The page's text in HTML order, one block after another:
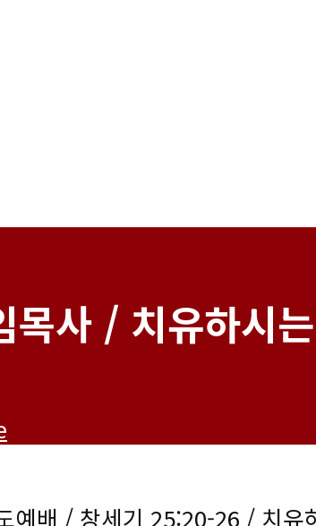
목사 / 치유하시
배 / 창세기 25:20-26 / 치유